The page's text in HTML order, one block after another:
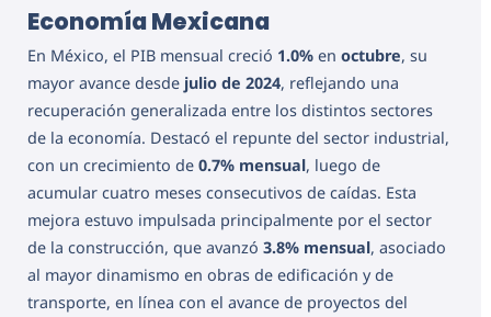
Economía Mexicana
En México, el PIB mensual creció 1.0% en octubre, su
mayor avance desde julio de 2024, reflejando una
recuperación generalizada entre los distintos sectores
de la economía. Destacó el repunte del sector industrial,
con un crecimiento de 0.7% mensual, luego de
acumular cuatro meses consecutivos de caídas. Esta
mejora estuvo impulsada principalmente por el sector
de la construcción, que avanzó 3.8% mensual, asociado
al mayor dinamismo en obras de edificación y de
transporte, en línea con el avance de proyectos del